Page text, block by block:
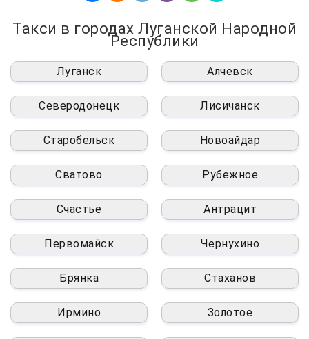
Такси в городах Луганской Народной
Республики
Луганск Алчевск
Северодонецк Лисичанск
Старобельск Новоайдар
Сватово Рубежное
Счастье Антрацит
Первомайск Чернухино
Брянка Стаханов
Ирмино Золотое